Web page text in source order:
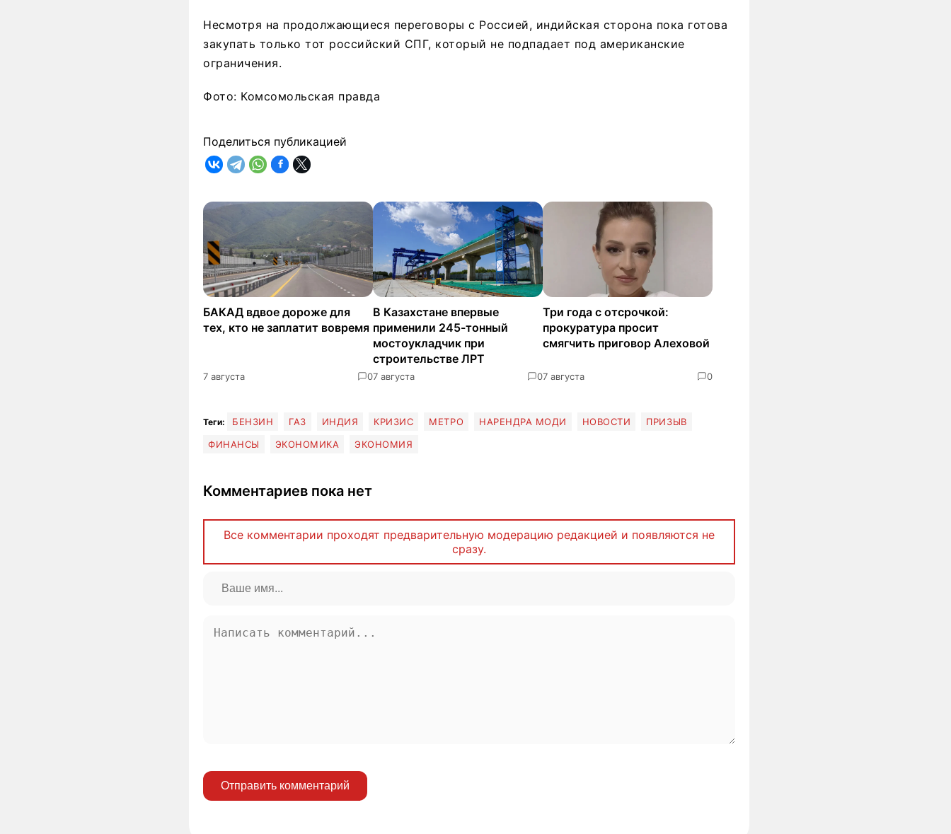
Несмотря на продолжающиеся переговоры с Россией, индийская сторона пока готова
закупать только тот российский СПГ, который не подпадает под американские
ограничения.
Фото: Комсомольская правда
Поделиться публикацией
БАКАД вдвое дороже для
тех, кто не заплатит вовремя
7 августа 0
В Казахстане впервые
применили 245-тонный
мостоукладчик при
строительстве ЛРТ
7 августа 0
Три года с отсрочкой:
прокуратура просит
смягчить приговор Алеховой
7 августа 0
Теги: БЕНЗИН ГАЗ ИНДИЯ КРИЗИС МЕТРО НАРЕНДРА МОДИ НОВОСТИ
ПРИЗЫВ
ФИНАНСЫ
ЭКОНОМИКА ЭКОНОМИЯ
Комментариев пока нет
Все комментарии проходят предварительную модерацию редакцией и появляются не
сразу.
Отправить комментарий